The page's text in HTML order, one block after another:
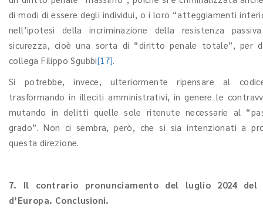
di modi di essere degli individui, o i loro “atteggiamenti
nell’ipotesi della incriminazione della resistenza
sicurezza, cioè una sorta di “diritto penale totale”, per
collega Filippo Sgubbi[17].
Si potrebbe, invece, ulteriormente ripensare al
trasformando in illeciti amministrativi, in genere le
mutando in delitti quelle sole ritenute necessarie al
grado”. Non ci sembra, però, che si sia intenzionati a
questa direzione.
7. Il contrario pronunciamento del luglio 2024 del
d’Europa. Conclusioni.